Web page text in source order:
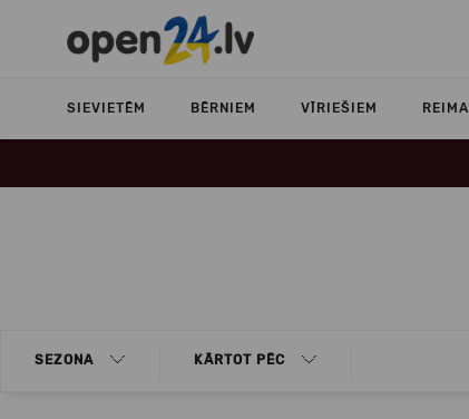
SIEVIETĒM BĒRNIEM VĪRIEŠIEM REIMA
SEZONA KĀRTOT PĒC